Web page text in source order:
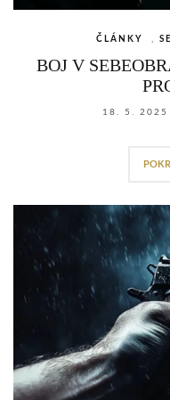
ČLÁNKY
BOJ V
18. 5. 2025